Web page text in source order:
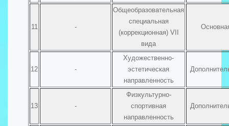
11 -
Общеобразовательная
специальная
(коррекционная) VII
вида
12 -
Художественно-
эстетическая
направленность
13 -
Физкультурно-
спортивная
направленность